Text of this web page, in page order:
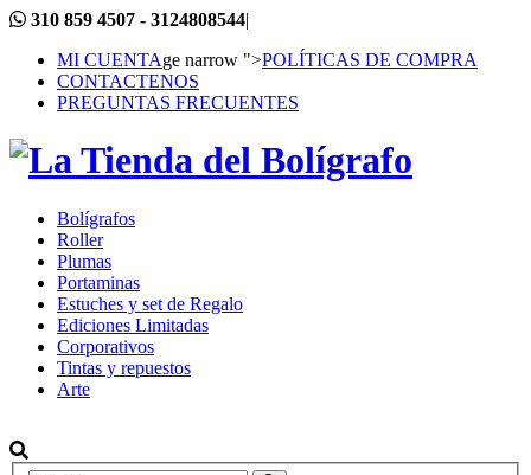
310 859 4507 - 3124808544|
MI CUENTAge narrow ">POLÍTICAS DE COMPRA
CONTACTENOS
PREGUNTAS FRECUENTES
Bolígrafos
Roller
Plumas
Portaminas
Estuches y set de Regalo
Ediciones Limitadas
Corporativos
Tintas y repuestos
Arte